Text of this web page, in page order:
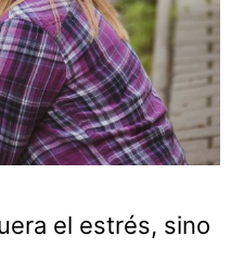
el estrés, sino